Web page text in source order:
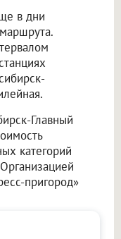
в дни
Главный
категорий
пригород»